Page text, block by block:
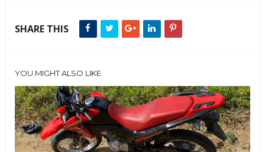
SHARE THIS
YOU MIGHT ALSO LIKE